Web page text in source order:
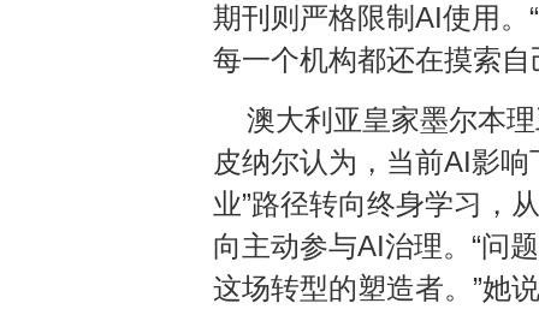
期刊则严格限制AI使用。
每一个机构都还在摸索自
澳大利亚皇家墨尔本
皮纳尔认为，当前AI影
业”路径转向终身学习，
向主动参与AI治理。“问
这场转型的塑造者。”她